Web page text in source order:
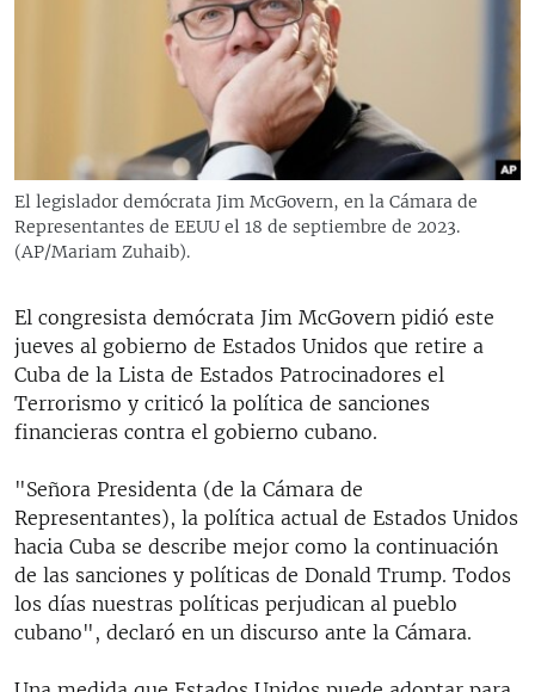
LA REALIDAD DE LA VIVIENDA EN CUBA
KENTU-CUBANO
DESINFORMACIÓN RUSA EN AMÉRICA LATINA
LA INVASIÓN DE RUSIA A UCRANIA
SÍGUENOS
El legislador demócrata Jim McGovern, en la Cámara de
Representantes de EEUU el 18 de septiembre de 2023.
(AP/Mariam Zuhaib).
El congresista demócrata Jim McGovern pidió este
jueves al gobierno de Estados Unidos que retire a
Cuba de la Lista de Estados Patrocinadores el
Terrorismo y criticó la política de sanciones
financieras contra el gobierno cubano.
"Señora Presidenta (de la Cámara de
Representantes), la política actual de Estados Unidos
hacia Cuba se describe mejor como la continuación
de las sanciones y políticas de Donald Trump. Todos
los días nuestras políticas perjudican al pueblo
cubano", declaró en un discurso ante la Cámara.